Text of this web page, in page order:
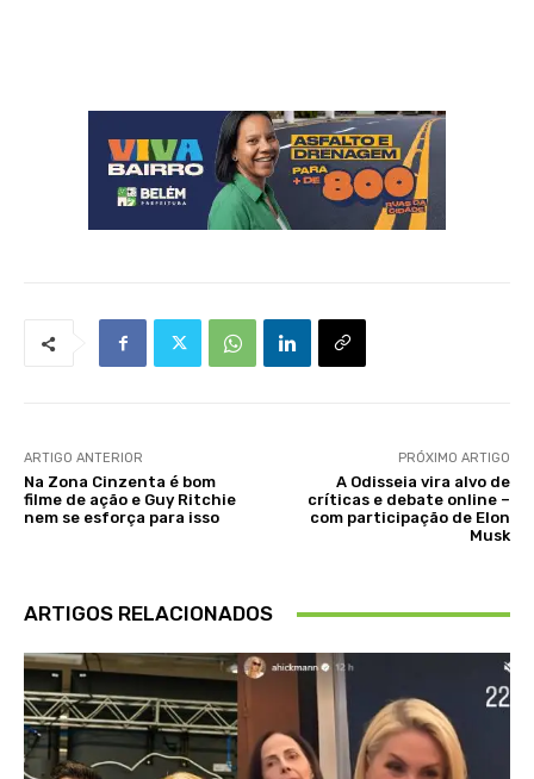
ARTIGO ANTERIOR
Na Zona Cinzenta é bom
filme de ação e Guy Ritchie
nem se esforça para isso
PRÓXIMO ARTIGO
A Odisseia vira alvo de
críticas e debate online –
com participação de Elon
Musk
ARTIGOS RELACIONADOS